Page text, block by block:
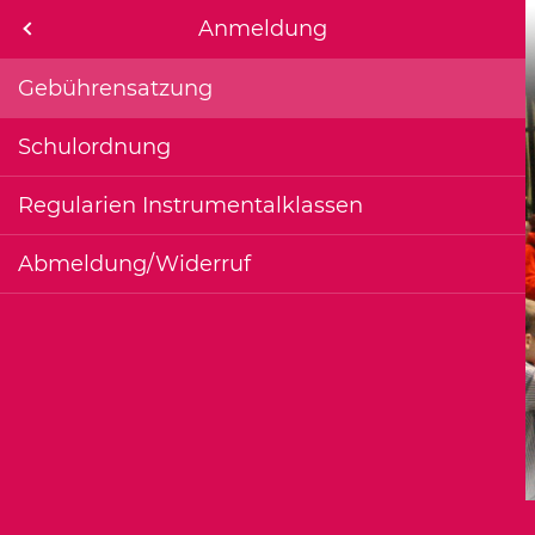
Anmeldung
Gebührensatzung
Schulordnung
Regularien Instrumentalklassen
Abmeldung/Widerruf